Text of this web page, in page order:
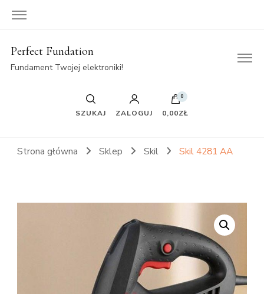
Perfect Fundation
Fundament Twojej elektroniki!
SZUKAJ ZALOGUJ
0
0,00ZŁ
Strona główna Sklep Skil Skil 4281 AA